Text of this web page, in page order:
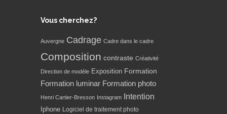
Vous cherchez?
Auvergne Cadrage Cadre dans le cadre
Composition contraste Créativité
Direction de modèle Exposition Formation
Formation luminar Formation photo
Henri Cartier-Bresson Instagram Intention
Iphone Logiciel de traitement photo